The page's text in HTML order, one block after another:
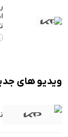
ویدیو های